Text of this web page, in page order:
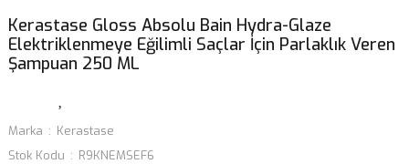
Kerastase Gloss Absolu Bain Hydra-Glaze
Elektriklenmeye Eğilimli Saçlar İçin Parlaklık Veren
Şampuan 250 ML
Marka
Kerastase
Stok Kodu
R9KNEMSEF6